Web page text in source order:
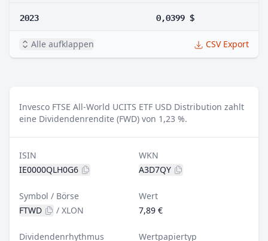
2023 0,0399 $
Alle aufklappen CSV Export
Invesco FTSE All-World UCITS ETF USD Distribution zahlt
eine Dividendenrendite (FWD) von 1,23 %.
ISIN
IE0000QLH0G6
WKN
A3D7QY
Symbol / Börse
FTWD
/ XLON
Wert
7,89 €
Dividendenrhythmus
Wertpapiertyp